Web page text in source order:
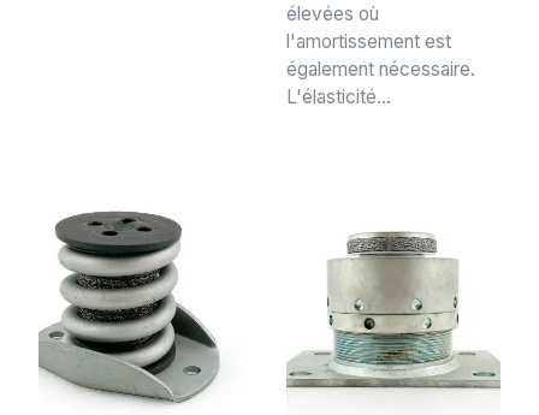
élevées où
l'amortissement est
également nécessaire.
L'élasticité...